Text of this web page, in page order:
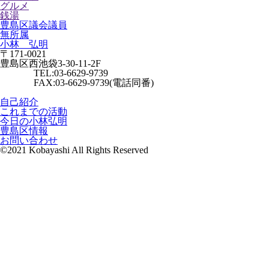
グルメ
銭湯
豊島区議会議員
無所属
小林 弘明
〒171-0021
豊島区西池袋3-30-11-2F
TEL:03-6629-9739
FAX:03-6629-9739(電話同番)
自己紹介
これまでの活動
今日の小林弘明
豊島区情報
お問い合わせ
©2021 Kobayashi All Rights Reserved